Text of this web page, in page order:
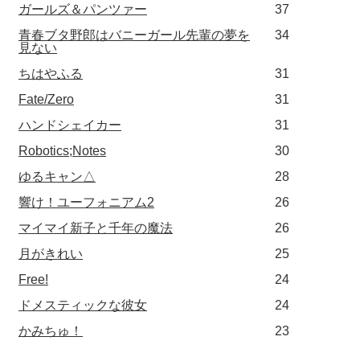
ガールズ＆パンツァー
37
青春ブタ野郎はバニーガール先輩の夢を
見ない
34
ちはやふる
31
Fate/Zero
31
ハンドシェイカー
31
Robotics;Notes
30
ゆるキャン△
28
響け！ユーフォニアム2
26
マイマイ新子と千年の魔法
26
月がきれい
25
Free!
24
ドメスティックな彼女
24
かみちゅ！
23